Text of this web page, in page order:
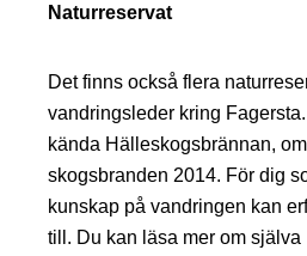
Naturreservat
Det finns också flera
vandringsleder kring
kända Hälleskogsbrännan,
skogsbranden 2014. För dig
kunskap på vandringen kan
till. Du kan läsa mer om själva